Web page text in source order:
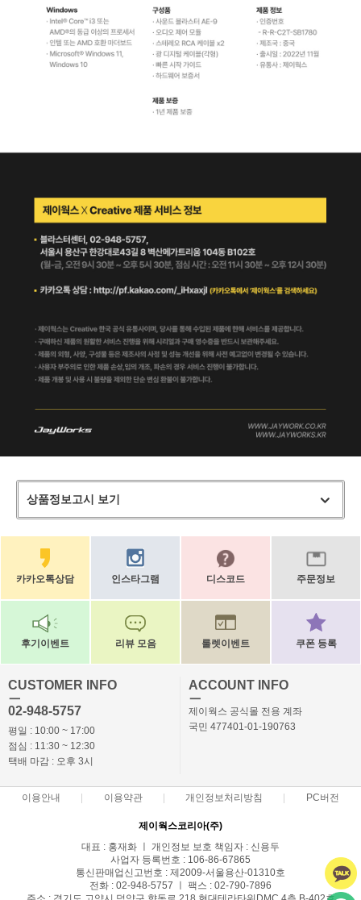
상품정보고시 보기
카카오톡상담 인스타그램 디스코드 주문정보
후기이벤트 리뷰 모음 룰렛이벤트 쿠폰 등록
CUSTOMER INFO
ㅡ
02-948-5757
평일 : 10:00 ~ 17:00
점심 : 11:30 ~ 12:30
택배 마감 : 오후 3시
ACCOUNT INFO
ㅡ
제이웍스 공식몰 전용 계좌
국민 477401-01-190763
이용안내 이용약관 개인정보처리방침 PC버전
제이웍스코리아(주)
대표 : 홍재화 ㅣ 개인정보 보호 책임자 : 신용두
사업자 등록번호 : 106-86-67865
통신판매업신고번호 : 제2009-서울용산-01310호
전화 : 02-948-5757 ㅣ 팩스 : 02-790-7896